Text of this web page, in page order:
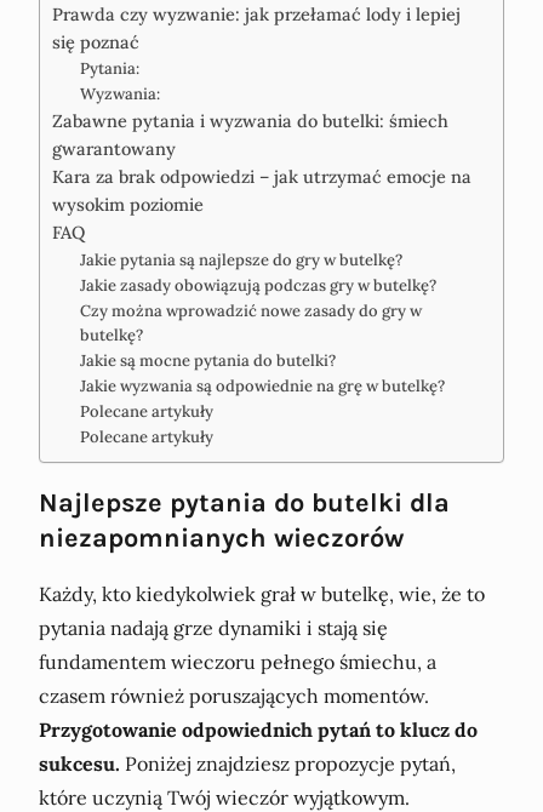
Prawda czy wyzwanie: jak przełamać lody i lepiej
się poznać
Pytania:
Wyzwania:
Zabawne pytania i wyzwania do butelki: śmiech
gwarantowany
Kara za brak odpowiedzi – jak utrzymać emocje na
wysokim poziomie
FAQ
Jakie pytania są najlepsze do gry w butelkę?
Jakie zasady obowiązują podczas gry w butelkę?
Czy można wprowadzić nowe zasady do gry w
butelkę?
Jakie są mocne pytania do butelki?
Jakie wyzwania są odpowiednie na grę w butelkę?
Polecane artykuły
Polecane artykuły
Najlepsze pytania do butelki dla
niezapomnianych wieczorów
Każdy, kto kiedykolwiek grał w butelkę, wie, że to
pytania nadają grze dynamiki i stają się
fundamentem wieczoru pełnego śmiechu, a
czasem również poruszających momentów.
Przygotowanie odpowiednich pytań to klucz do
sukcesu. Poniżej znajdziesz propozycje pytań,
które uczynią Twój wieczór wyjątkowym.